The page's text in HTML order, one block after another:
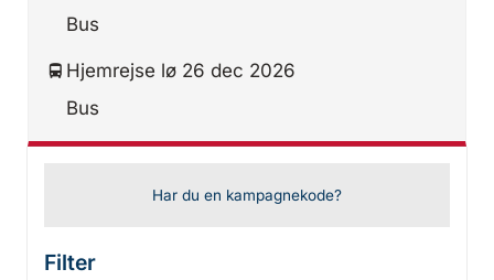
Bus
Hjemrejse lø 26 dec 2026
Bus
Har du en kampagnekode?
Filter